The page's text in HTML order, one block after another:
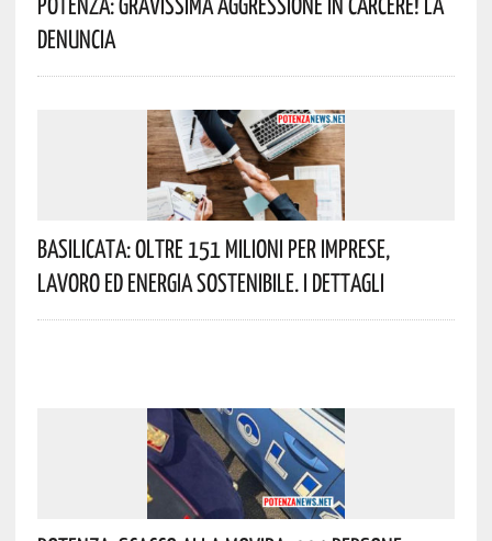
Denuncia
Basilicata: Oltre 151 Milioni Per Imprese,
Lavoro Ed Energia Sostenibile. I Dettagli